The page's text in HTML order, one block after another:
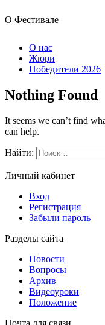
О Фестивале
О нас
Жюри
Победители 2026
Nothing Found
It seems we can’t find
can help.
Найти:
Личный кабинет
Вход
Регистрация
Забыли пароль
Разделы сайта
Новости
Вопросы
Архив
Видеоуроки
Положение
Почта для связи